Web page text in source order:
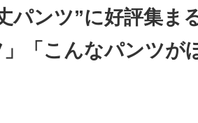
製品の総合サイト IT製品の技術・比較・
パンツ”に好評集ま
「こんなパンツが